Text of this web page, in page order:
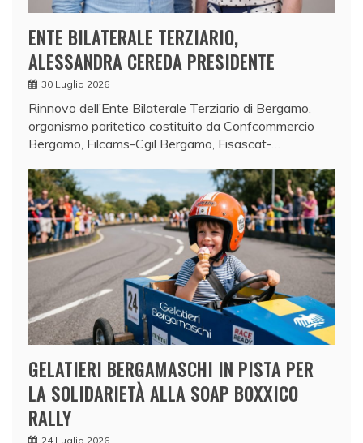
ENTE BILATERALE TERZIARIO,
ALESSANDRA CEREDA PRESIDENTE
30 Luglio 2026
Rinnovo dell’Ente Bilaterale Terziario di Bergamo,
organismo paritetico costituito da Confcommercio
Bergamo, Filcams-Cgil Bergamo, Fisascat-…
GELATIERI BERGAMASCHI IN PISTA PER
LA SOLIDARIETÀ ALLA SOAP BOXXICO
RALLY
24 Luglio 2026